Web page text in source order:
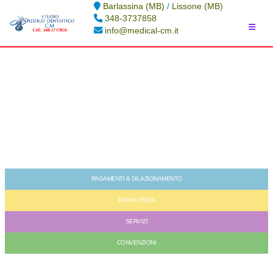
Barlassina (MB) / Lissone (MB)
348-3737858
info@medical-cm.it
PAGAMENTI & DILAZIONAMENTO
Piani di pagamento personalizzati con possibilità di dilazionamento
PRIMA VISITA
SERVIZI
CONVENZIONI
Piani di cura personalizzati in convenzione con fondi lavorativi.